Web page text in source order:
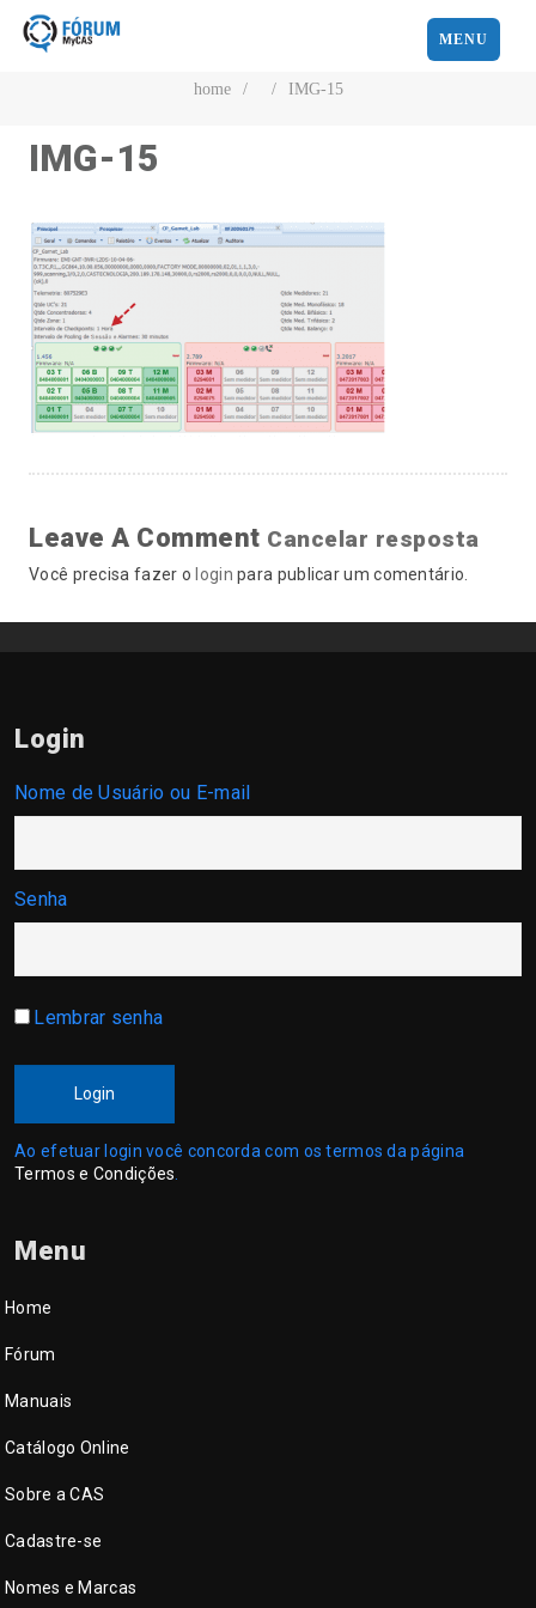
MENU
home / / IMG-15
IMG-15
Leave A Comment Cancelar resposta
Você precisa fazer o login para publicar um comentário.
Login
Nome de Usuário ou E-mail
Senha
Lembrar senha
Login
Ao efetuar login você concorda com os termos da página
Termos e Condições
Menu
Home
Fórum
Manuais
Catálogo Online
Sobre a CAS
Cadastre-se
Nomes e Marcas